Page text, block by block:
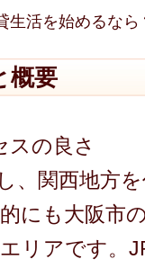
生活を始めるな
概要
スの良さ
、関西地方
にも大阪市
リアです。